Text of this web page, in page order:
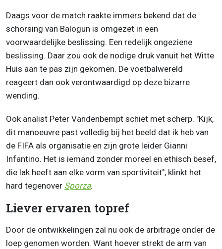
Daags voor de match raakte immers bekend dat de
schorsing van Balogun is omgezet in een
voorwaardelijke beslissing. Een redelijk ongeziene
beslissing. Daar zou ook de nodige druk vanuit het Witte
Huis aan te pas zijn gekomen. De voetbalwereld
reageert dan ook verontwaardigd op deze bizarre
wending.
Ook analist Peter Vandenbempt schiet met scherp. "Kijk,
dit manoeuvre past volledig bij het beeld dat ik heb van
de FIFA als organisatie en zijn grote leider Gianni
Infantino. Het is iemand zonder moreel en ethisch besef,
die lak heeft aan elke vorm van sportiviteit", klinkt het
hard tegenover Sporza.
Liever ervaren topref
Door de ontwikkelingen zal nu ook de arbitrage onder de
loep genomen worden. Want hoever strekt de arm van